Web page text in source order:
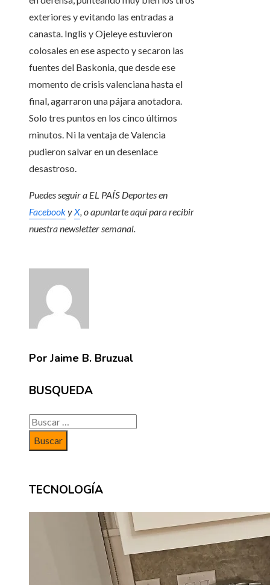
exteriores y evitando las entradas a
canasta. Inglis y Ojeleye estuvieron
colosales en ese aspecto y secaron las
fuentes del Baskonia, que desde ese
momento de crisis valenciana hasta el
final, agarraron una pájara anotadora.
Solo tres puntos en los cinco últimos
minutos. Ni la ventaja de Valencia
pudieron salvar en un desenlace
desastroso.
Puedes seguir a EL PAÍS Deportes en
FacebookyX, o apuntarte aquí para recibir
nuestra newsletter semanal.
Por Jaime B. Bruzual
BUSQUEDA
Buscar:
TECNOLOGÍA